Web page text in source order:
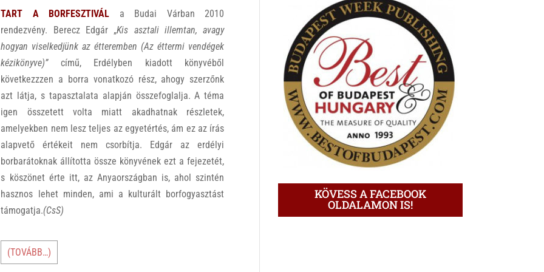
TART A BORFESZTIVÁL a Budai Várban 2010
rendezvény. Berecz Edgár „Kis asztali illemtan, avagy
hogyan viselkedjünk az étteremben (Az éttermi vendégek
kézikönyve)”című, Erdélyben kiadott könyvéből
következzzen a borra vonatkozó rész, ahogy szerzőnk
azt látja, s tapasztalata alapján összefoglalja. A téma
igen összetett volta miatt akadhatnak részletek,
amelyekben nem lesz teljes az egyetértés, ám ez az írás
alapvető értékeit nem csorbítja. Edgár az erdélyi
borbarátoknak állította össze könyvének ezt a fejezetét,
s köszönet érte itt, az Anyaországban is, ahol szintén
hasznos lehet minden, ami a kulturált borfogyasztást
támogatja.(CsS)
(TOVÁBB…)
KÖVESS A FACEBOOK
OLDALAMON IS!